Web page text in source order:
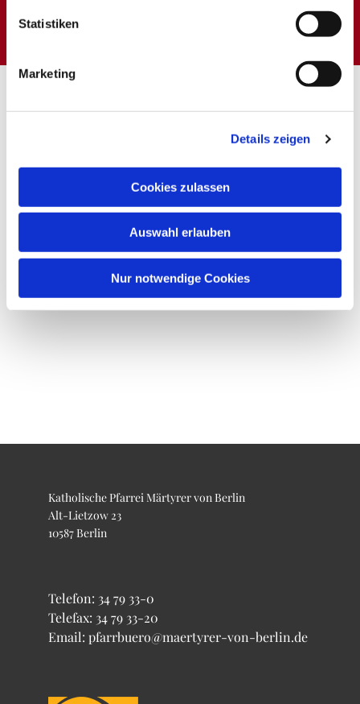
Statistiken
Marketing
Details zeigen
Cookies zulassen
Auswahl erlauben
Nur notwendige Cookies
Katholische Pfarrei Märtyrer von Berlin
Alt-Lietzow 23
10587 Berlin
Telefon: 34 79 33-0
Telefax: 34 79 33-20
Email: pfarrbuero@maertyrer-von-berlin.de